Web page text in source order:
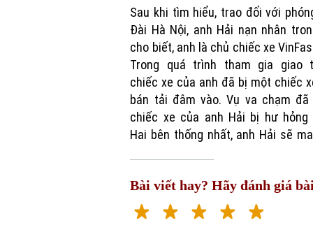
Sau khi tìm hiểu, trao đổi với
Đài Hà Nội, anh Hải nạn nhân
cho biết, anh là chủ chiếc xe
Trong quá trình tham gia giao
chiếc xe của anh đã bị một chiếc
bán tải đâm vào. Vụ va chạm đã
chiếc xe của anh Hải bị hư hỏng
Hai bên thống nhất, anh Hải sẽ
Bài viết hay? Hãy đánh giá